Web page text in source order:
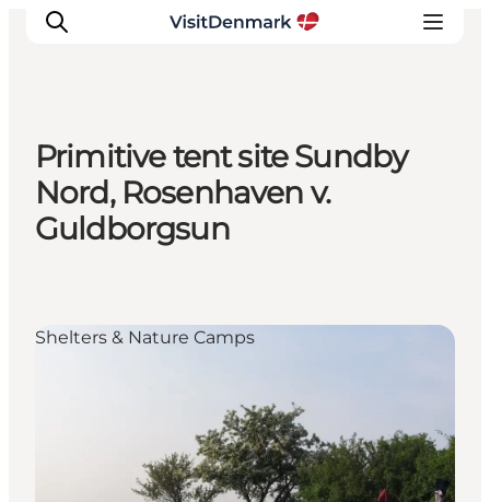
Inspiratie
Bestemmingen
Wat te doen
Primitive tent site Sundby
Nord, Rosenhaven v.
Guldborgsun
Shelters & Nature Camps